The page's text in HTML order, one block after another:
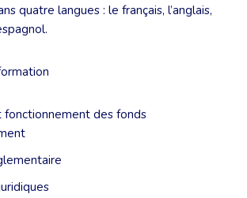
quatre langues : le français, l’anglais,
fonctionnement des fonds